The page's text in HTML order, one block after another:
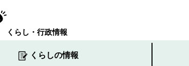
くらし・行政情報
くらしの情報